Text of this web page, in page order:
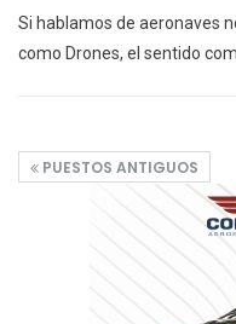
Si hablamos de aeronaves
como Drones, el sentido
PUESTOS ANTIGUOS